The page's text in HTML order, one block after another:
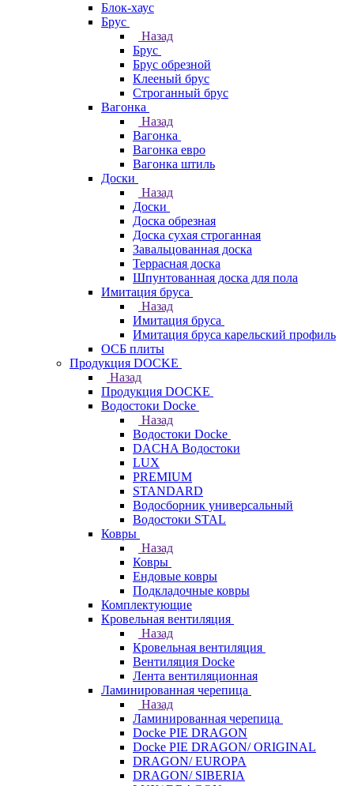
Блок-хаус
Брус
Назад
Брус
Брус обрезной
Клееный брус
Строганный брус
Вагонка
Назад
Вагонка
Вагонка евро
Вагонка штиль
Доски
Назад
Доски
Доска обрезная
Доска сухая строганная
Завальцованная доска
Террасная доска
Шпунтованная доска для пола
Имитация бруса
Назад
Имитация бруса
Имитация бруса карельский профиль
ОСБ плиты
Продукция DOCKE
Назад
Продукция DOCKE
Водостоки Docke
Назад
Водостоки Docke
DACHA Водостоки
LUX
PREMIUM
STANDARD
Водосборник универсальный
Водостоки STAL
Ковры
Назад
Ковры
Ендовые ковры
Подкладочные ковры
Комплектующие
Кровельная вентиляция
Назад
Кровельная вентиляция
Вентиляция Docke
Лента вентиляционная
Ламинированная черепица
Назад
Ламинированная черепица
Docke PIE DRAGON
Docke PIE DRAGON/ ORIGINAL
DRAGON/ EUROPA
DRAGON/ SIBERIA